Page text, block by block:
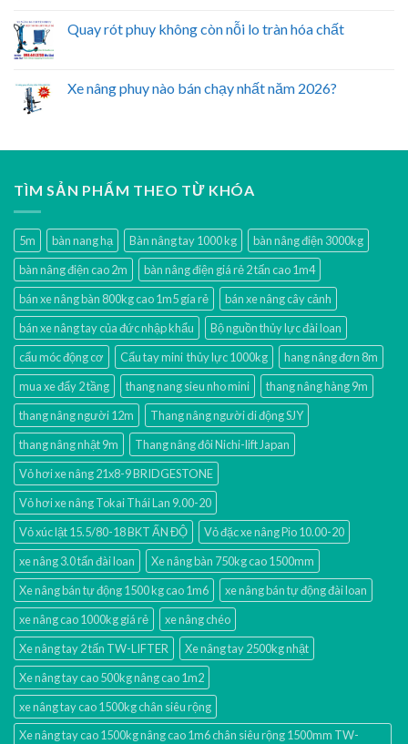
Quay rót phuy không còn nỗi lo tràn hóa chất
Xe nâng phuy nào bán chạy nhất năm 2026?
TÌM SẢN PHẨM THEO TỪ KHÓA
5m bàn nang hạ Bàn nâng tay 1000 kg
bàn nâng điện 3000kg
bàn nâng điện cao 2m
bàn nâng điện giá rẻ 2 tấn cao 1m4
bán xe nâng bàn 800kg cao 1m5 gía rẻ
bán xe nâng cây cảnh
bán xe nâng tay của đức nhập khẩu
Bộ nguồn thủy lực đài loan
cẩu móc động cơ
Cẩu tay mini thủy lực 1000kg
hang nâng đơn 8m
mua xe đẩy 2 tầng
thang nang sieu nho mini
thang nâng hàng 9m
thang nâng người 12m
Thang nâng người di động SJY
thang nâng nhật 9m
Thang nâng đôi Nichi-lift Japan
Vỏ hơi xe nâng 21x8-9 BRIDGESTONE
Vỏ hơi xe nâng Tokai Thái Lan 9.00-20
Vỏ xúc lật 15.5/80-18 BKT ẤN ĐỘ
Vỏ đặc xe nâng Pio 10.00-20
xe nâng 3.0 tấn đài loan
Xe nâng bàn 750kg cao 1500mm
Xe nâng bán tự động 1500 kg cao 1m6
xe nâng bán tự động đài loan
xe nâng cao 1000kg giá rẻ
xe nâng chéo
Xe nâng tay 2 tấn TW-LIFTER
Xe nâng tay 2500kg nhật
Xe nâng tay cao 500kg nâng cao 1m2
xe nâng tay cao 1500kg chân siêu rộng
Xe nâng tay cao 1500kg nâng cao 1m6 chân siêu rộng 1500mm TW-